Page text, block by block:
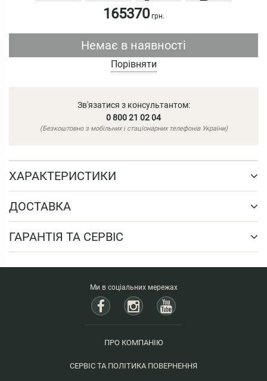
165370грн.
Немає в наявності
Порівняти
Зв'язатися з консультантом:
0 800 21 02 04
(Безкоштовно з мобільних і стаціонарних телефонів України)
ХАРАКТЕРИСТИКИ
ДОСТАВКА
ГАРАНТІЯ ТА СЕРВІС
Ми в соціальних мережах
ПРО КОМПАНІЮ
СЕРВІС ТА ПОЛІТИКА ПОВЕРНЕННЯ